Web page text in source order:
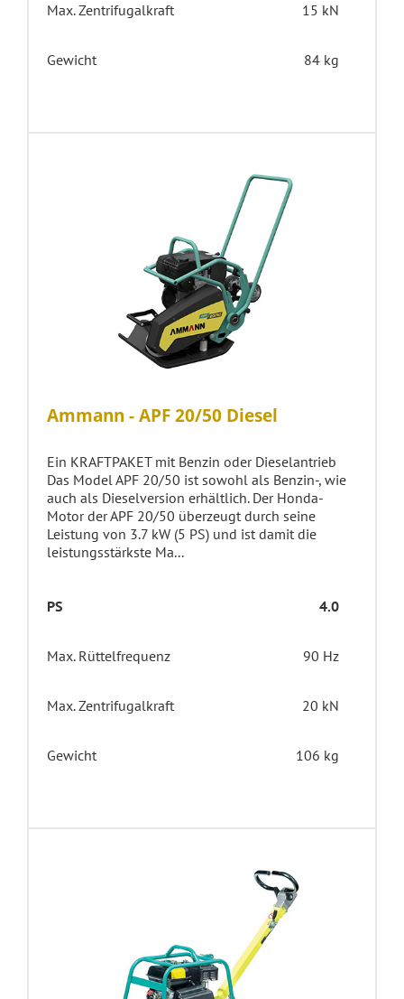
Max. Zentrifugalkraft 15 kN
Gewicht 84 kg
Ammann - APF 20/50 Diesel
Ein KRAFTPAKET mit Benzin oder Dieselantrieb
Das Model APF 20/50 ist sowohl als Benzin-, wie
auch als Dieselversion erhältlich. Der Honda-
Motor der APF 20/50 überzeugt durch seine
Leistung von 3.7 kW (5 PS) und ist damit die
leistungsstärkste Ma...
PS 4.0
Max. Rüttelfrequenz 90 Hz
Max. Zentrifugalkraft 20 kN
Gewicht 106 kg